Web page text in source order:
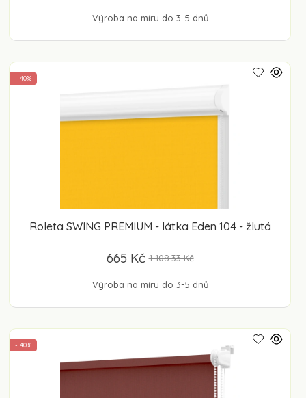
Výroba na míru do 3-5 dnů
Roleta SWING PREMIUM - látka Eden 104 - žlutá
- 40%
Výroba na míru do 3-5 dnů
665 Kč 1 108.33 Kč
- 40%